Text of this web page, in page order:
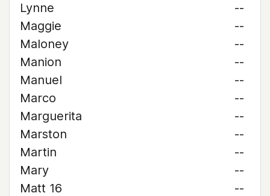
Lynne
--
Maggie
--
Maloney
--
Manion
--
Manuel
--
Marco
--
Marguerita
--
Marston
--
Martin
--
Mary
--
Matt 16
--